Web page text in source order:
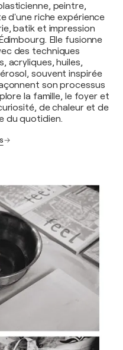
peintre,
d'une riche expérience
batik et impression
Elle fusionne
des techniques
acryliques, huiles,
souvent inspirée
son processus
la famille, le foyer et
de chaleur et de
du quotidien.